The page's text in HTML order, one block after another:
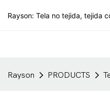
Rayson: Tela no tejida, tejida
Rayson PRODUCTS